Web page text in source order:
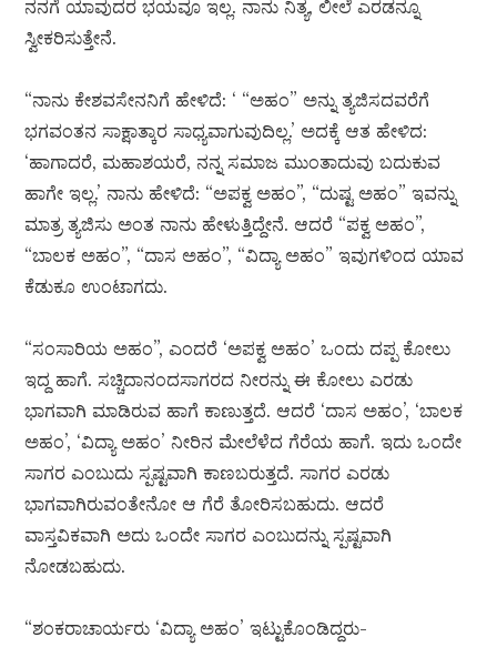
ನನಗೆ ಯಾವುದರ ಭಯವೂ ಇಲ್ಲ. ನಾನು ನಿತ್ಯ, ಲೀಲೆ ಎರಡನ್ನೂ
ಸ್ವೀಕರಿಸುತ್ತೇನೆ.
“ನಾನು ಕೇಶವಸೇನನಿಗೆ ಹೇಳಿದೆ: ‘ “ಅಹಂ” ಅನ್ನು ತ್ಯಜಿಸದವರೆಗೆ
ಭಗವಂತನ ಸಾಕ್ಷಾತ್ಕಾರ ಸಾಧ್ಯವಾಗುವುದಿಲ್ಲ.’ ಅದಕ್ಕೆ ಆತ ಹೇಳಿದ:
‘ಹಾಗಾದರೆ, ಮಹಾಶಯರೆ, ನನ್ನ ಸಮಾಜ ಮುಂತಾದುವು ಬದುಕುವ
ಹಾಗೇ ಇಲ್ಲ.’ ನಾನು ಹೇಳಿದೆ: “ಅಪಕ್ವ ಅಹಂ”, “ದುಷ್ಟ ಅಹಂ” ಇವನ್ನು
ಮಾತ್ರ ತ್ಯಜಿಸು ಅಂತ ನಾನು ಹೇಳುತ್ತಿದ್ದೇನೆ. ಆದರೆ “ಪಕ್ವ ಅಹಂ”,
“ಬಾಲಕ ಅಹಂ”, “ದಾಸ ಅಹಂ”, “ವಿದ್ಯಾ ಅಹಂ” ಇವುಗಳಿಂದ ಯಾವ
ಕೆಡುಕೂ ಉಂಟಾಗದು.
“ಸಂಸಾರಿಯ ಅಹಂ”, ಎಂದರೆ ‘ಅಪಕ್ವ ಅಹಂ’ ಒಂದು ದಪ್ಪ ಕೋಲು
ಇದ್ದ ಹಾಗೆ. ಸಚ್ಚಿದಾನಂದಸಾಗರದ ನೀರನ್ನು ಈ ಕೋಲು ಎರಡು
ಭಾಗವಾಗಿ ಮಾಡಿರುವ ಹಾಗೆ ಕಾಣುತ್ತದೆ. ಆದರೆ ‘ದಾಸ ಅಹಂ’, ‘ಬಾಲಕ
ಅಹಂ’, ‘ವಿದ್ಯಾ ಅಹಂ’ ನೀರಿನ ಮೇಲೆಳೆದ ಗೆರೆಯ ಹಾಗೆ. ಇದು ಒಂದೇ
ಸಾಗರ ಎಂಬುದು ಸ್ಪಷ್ಟವಾಗಿ ಕಾಣಬರುತ್ತದೆ. ಸಾಗರ ಎರಡು
ಭಾಗವಾಗಿರುವಂತೇನೋ ಆ ಗೆರೆ ತೋರಿಸಬಹುದು. ಆದರೆ
ವಾಸ್ತವಿಕವಾಗಿ ಅದು ಒಂದೇ ಸಾಗರ ಎಂಬುದನ್ನು ಸ್ಪಷ್ಟವಾಗಿ
ನೋಡಬಹುದು.
“ಶಂಕರಾಚಾರ್ಯರು ‘ವಿದ್ಯಾ ಅಹಂ’ ಇಟ್ಟುಕೊಂಡಿದ್ದರು-